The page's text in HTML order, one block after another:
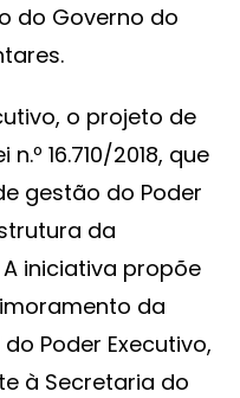
do Governo do
o projeto de
n.º 16.710/2018, que
gestão do Poder
da
iniciativa propõe
da
Poder Executivo,
à Secretaria do